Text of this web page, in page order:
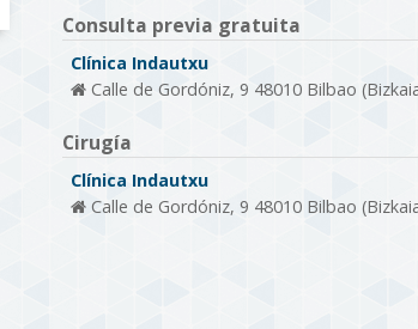
Consulta previa gratuita
Clínica Indautxu
Calle de Gordóniz, 9 48010 Bilbao
Cirugía
Clínica Indautxu
Calle de Gordóniz, 9 48010 Bilbao